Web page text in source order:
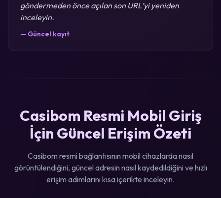
göndermeden önce açılan son URL’yi yeniden
inceleyin.
— Güncel kayıt
Casibom Resmi Mobil Giriş
İçin Güncel Erişim Özeti
Casibom resmi bağlantısının mobil cihazlarda nasıl
görüntülendiğini, güncel adresin nasıl kaydedildiğini ve hızlı
erişim adımlarını kısa içerikte inceleyin.